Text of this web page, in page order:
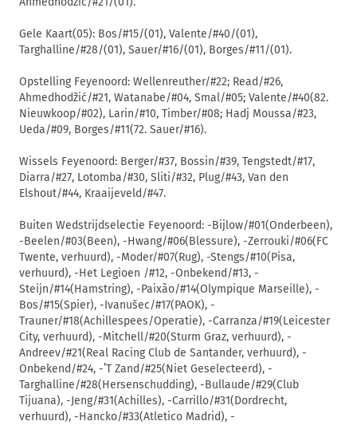
Gele Kaart(05): Bos/#15/(01), Valente/#40/(01),
Targhalline/#28/(01), Sauer/#16/(01), Borges/#11/(01).
Opstelling Feyenoord: Wellenreuther/#22; Read/#26,
Ahmedhodžić/#21, Watanabe/#04, Smal/#05; Valente/#40(82.
Nieuwkoop/#02), Larin/#10, Timber/#08; Hadj Moussa/#23,
Ueda/#09, Borges/#11(72. Sauer/#16).
Wissels Feyenoord: Berger/#37, Bossin/#39, Tengstedt/#17,
Diarra/#27, Lotomba/#30, Sliti/#32, Plug/#43, Van den
Elshout/#44, Kraaijeveld/#47.
Buiten Wedstrijdselectie Feyenoord: -Bijlow/#01(Onderbeen),
-Beelen/#03(Been), -Hwang/#06(Blessure), -Zerrouki/#06(FC
Twente, verhuurd), -Moder/#07(Rug), -Stengs/#10(Pisa,
verhuurd), -Het Legioen /#12, -Onbekend/#13, -
Steijn/#14(Hamstring), -Paixão/#14(Olympique Marseille), -
Bos/#15(Spier), -Ivanušec/#17(PAOK), -
Trauner/#18(Achillespees/Operatie), -Carranza/#19(Leicester
City, verhuurd), -Mitchell/#20(Sturm Graz, verhuurd), -
Andreev/#21(Real Racing Club de Santander, verhuurd), -
Onbekend/#24, -’T Zand/#25(Niet Geselecteerd), -
Targhalline/#28(Hersenschudding), -Bullaude/#29(Club
Tijuana), -Jeng/#31(Achilles), -Carrillo/#31(Dordrecht,
verhuurd), -Hancko/#33(Atletico Madrid), -